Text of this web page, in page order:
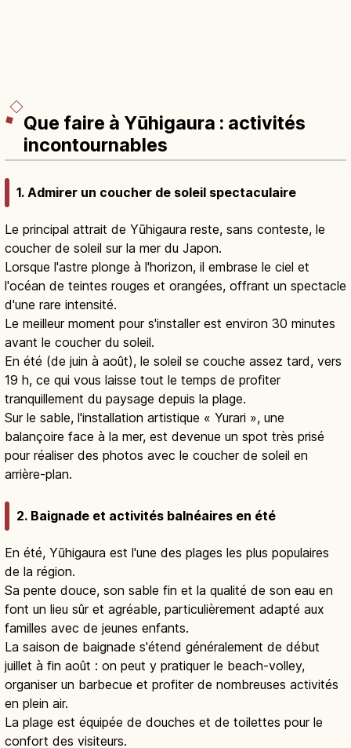
Que faire à Yūhigaura : activités
incontournables
1. Admirer un coucher de soleil spectaculaire
Le principal attrait de Yūhigaura reste, sans conteste, le
coucher de soleil sur la mer du Japon.
Lorsque l'astre plonge à l'horizon, il embrase le ciel et
l'océan de teintes rouges et orangées, offrant un spectacle
d'une rare intensité.
Le meilleur moment pour s'installer est environ 30 minutes
avant le coucher du soleil.
En été (de juin à août), le soleil se couche assez tard, vers
19 h, ce qui vous laisse tout le temps de profiter
tranquillement du paysage depuis la plage.
Sur le sable, l'installation artistique « Yurari », une
balançoire face à la mer, est devenue un spot très prisé
pour réaliser des photos avec le coucher de soleil en
arrière-plan.
2. Baignade et activités balnéaires en été
En été, Yūhigaura est l'une des plages les plus populaires
de la région.
Sa pente douce, son sable fin et la qualité de son eau en
font un lieu sûr et agréable, particulièrement adapté aux
familles avec de jeunes enfants.
La saison de baignade s'étend généralement de début
juillet à fin août : on peut y pratiquer le beach-volley,
organiser un barbecue et profiter de nombreuses activités
en plein air.
La plage est équipée de douches et de toilettes pour le
confort des visiteurs.